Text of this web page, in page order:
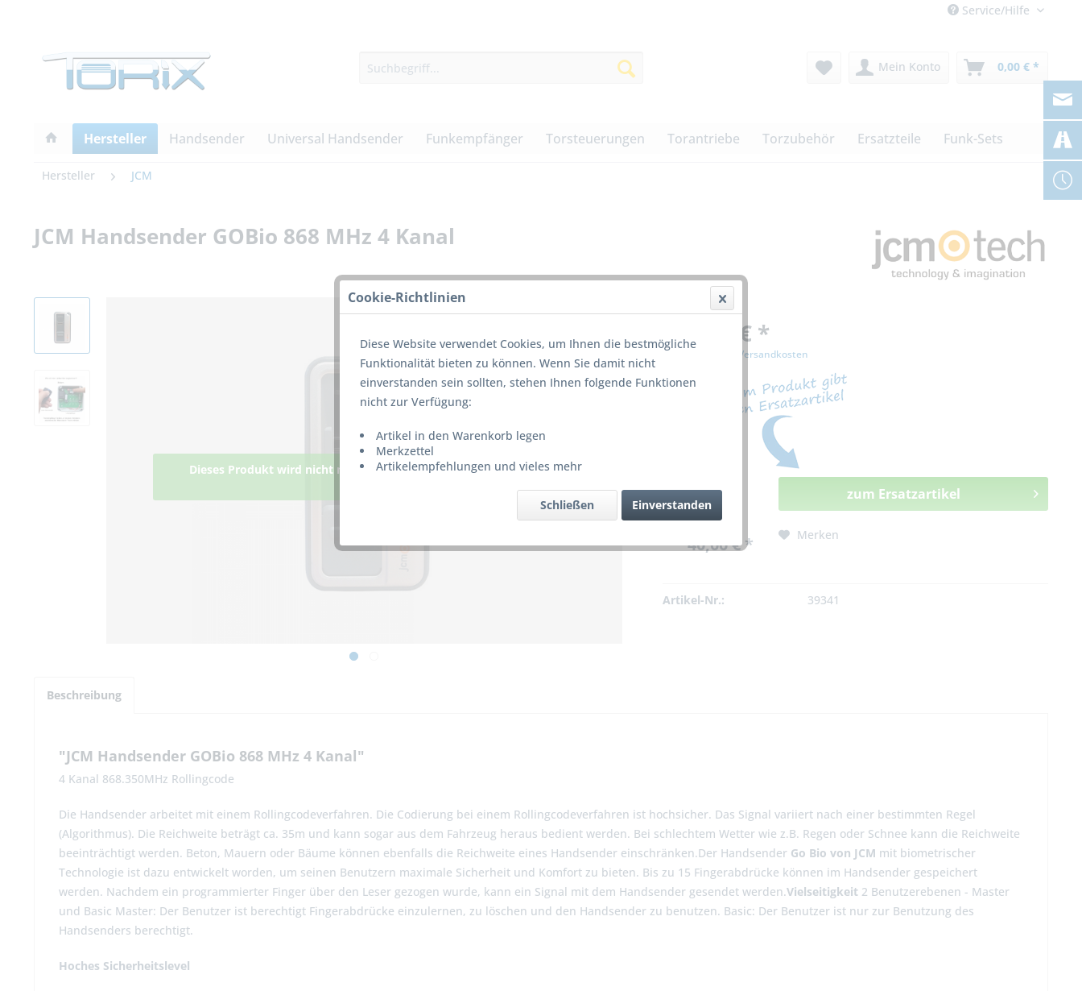
Service/Hilfe
Mein Konto 0,00 € *
Hersteller Handsender Universal Handsender Funkempfänger Torsteuerungen Torantriebe Torzubehör Ersatzteile Funk-Sets
Hersteller JCM
JCM Handsender GOBio 868 MHz 4 Kanal
Dieses Produkt wird nicht mehr produziert bzw. ist nicht mehr
277,00 € *
inkl. MwSt. zzgl. Versandkosten
40,00 € *
zum Ersatzartikel
Merken
Artikel-Nr.: 39341
Beschreibung
"JCM Handsender GOBio 868 MHz 4 Kanal"
4 Kanal 868.350MHz Rollingcode
Die Handsender arbeitet mit einem Rollingcodeverfahren. Die Codierung bei einem Rollingcodeverfahren ist hochsicher. Das Signal variiert nach einer bestimmten Regel
(Algorithmus). Die Reichweite beträgt ca. 35m und kann sogar aus dem Fahrzeug heraus bedient werden. Bei schlechtem Wetter wie z.B. Regen oder Schnee kann die Reichweite
beeinträchtigt werden. Beton, Mauern oder Bäume können ebenfalls die Reichweite eines Handsender einschränken.Der Handsender Go Bio von JCM mit biometrischer
Technologie ist dazu entwickelt worden, um seinen Benutzern maximale Sicherheit und Komfort zu bieten. Bis zu 15 Fingerabdrücke können im Handsender gespeichert
werden. Nachdem ein programmierter Finger über den Leser gezogen wurde, kann ein Signal mit dem Handsender gesendet werden.Vielseitigkeit 2 Benutzerebenen - Master
und Basic Master: Der Benutzer ist berechtigt Fingerabdrücke einzulernen, zu löschen und den Handsender zu benutzen. Basic: Der Benutzer ist nur zur Benutzung des
Handsenders berechtigt.
Hoches Sicherheitslevel
Cookie-Richtlinien
Diese Website verwendet Cookies, um Ihnen die bestmögliche
Funktionalität bieten zu können. Wenn Sie damit nicht
einverstanden sein sollten, stehen Ihnen folgende Funktionen
nicht zur Verfügung:
Artikel in den Warenkorb legen
Merkzettel
Artikelempfehlungen und vieles mehr
Einverstanden
Schließen